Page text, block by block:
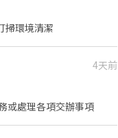
班) 📌 排班說明: 平日一
地點: 嘉義縣全區 💪 其
搶手缺額隨時額滿, 手刀
按照格式留言, 專員第一
掃環境清潔
4天前
或處理各項交辦事項